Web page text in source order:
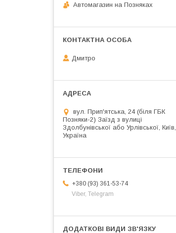
Автомагазин на Позняках
Дмитро
вул. Прип'ятська, 24 (біля ГБК
Позняки-2) Заїзд з вулиці
Здолбунівської або Урлівської, Київ,
Україна
+380 (93) 361-53-74
Viber, Telegram